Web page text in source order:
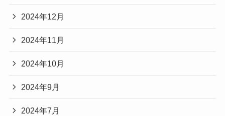
2024年12月
2024年11月
2024年10月
2024年9月
2024年7月